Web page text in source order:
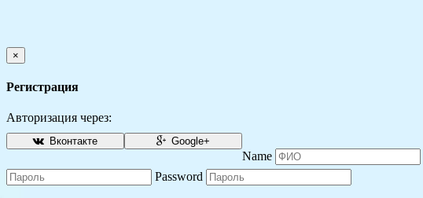
×
Регистрация
Авторизация через:
Вконтакте Google+
Name
Password